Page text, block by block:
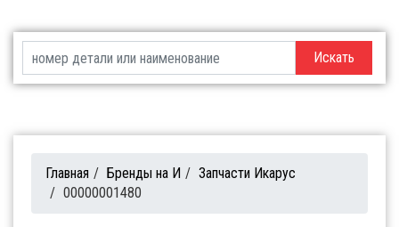
Искать
Главная / Бренды на И / Запчасти Икарус
/ 00000001480